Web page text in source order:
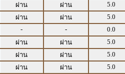
ผ่าน ผ่าน 5.0
ผ่าน ผ่าน 5.0
- - 0.0
ผ่าน ผ่าน 5.0
ผ่าน ผ่าน 5.0
ผ่าน ผ่าน 5.0